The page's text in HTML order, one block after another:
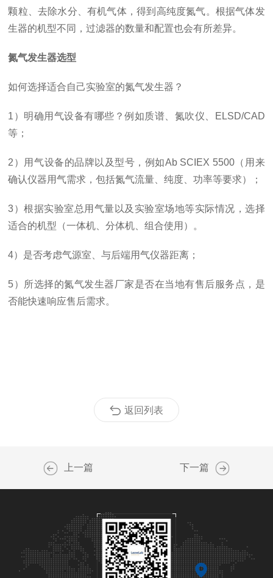
颗粒、去除水分、有机气体，得到高纯度氮气。根据气体发
生器的机型不同，过滤器的数量和配置也会有所差异。
氮气发生器选型
如何选择适合自己实验室的氮气发生器？
1）明确用气设备有哪些？例如质谱、氮吹仪、ELSD/CAD
等；
2）用气设备的品牌以及型号，例如Ab SCIEX 5500（用来
确认仪器用气需求，包括氮气流量、纯度、功率等要求）；
3）根据实验室总用气量以及实验室场地等实际情况，选择
适合的机型（一体机、分体机、组合使用）。
4）是否考虑气源室、与后端用气仪器距离；
5）所选择的氮气发生器厂家是否在当地有售后服务点，是
否能快速响应售后需求。
返回列表
上一篇 下一篇